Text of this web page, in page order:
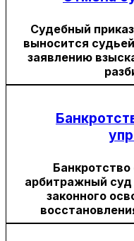
Судебный
выносится
заявлению
Банкротство
арбитражный суд
законного